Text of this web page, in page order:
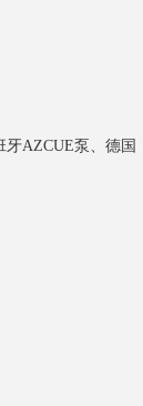
AZCUE泵、德国